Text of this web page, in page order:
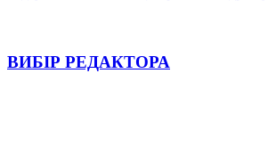
ВИБІР РЕДАКТОРА